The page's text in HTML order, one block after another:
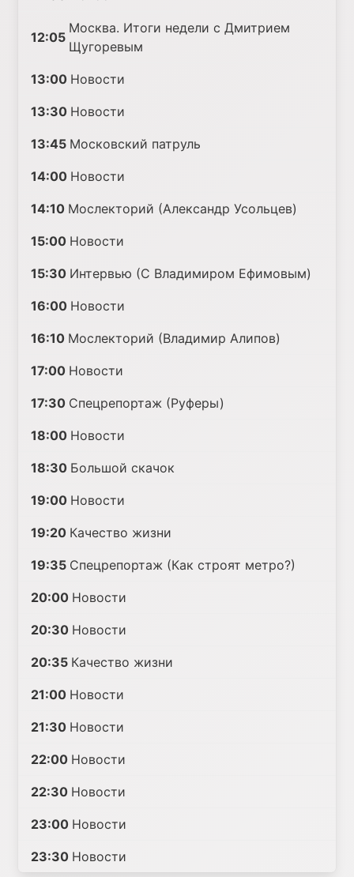
12:05
Москва. Итоги недели с Дмитрием
Щугоревым
13:00 Новости
13:30 Новости
13:45 Московский патруль
14:00 Новости
14:10 Мослекторий (Александр Усольцев)
15:00 Новости
15:30 Интервью (С Владимиром Ефимовым)
16:00 Новости
16:10 Мослекторий (Владимир Алипов)
17:00 Новости
17:30 Спецрепортаж (Руферы)
18:00 Новости
18:30 Большой скачок
19:00 Новости
19:20 Качество жизни
19:35 Спецрепортаж (Как строят метро?)
20:00 Новости
20:30 Новости
20:35 Качество жизни
21:00 Новости
21:30 Новости
22:00 Новости
22:30 Новости
23:00 Новости
23:30 Новости